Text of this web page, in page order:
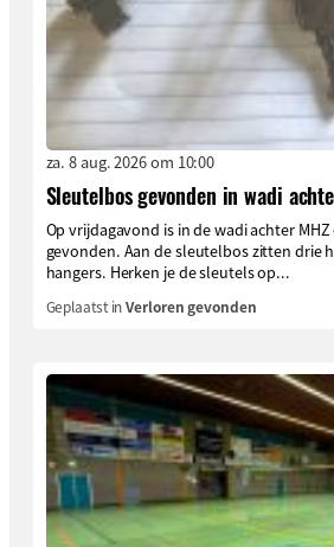
za. 8 aug. 2026 om 10:00
Sleutelbos gevonden in wadi
Op vrijdagavond is in de wadi achter
gevonden. Aan de sleutelbos zitten drie
hangers. Herken je de sleutels op...
Geplaatst inVerloren gevonden